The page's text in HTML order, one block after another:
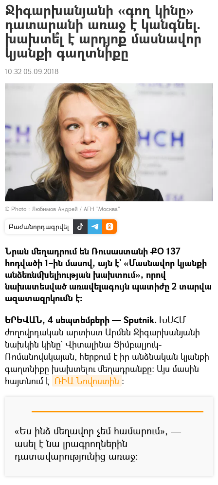
Ջիգարխանյանի «գող կինը»
դատարանի առաջ է կանգնել.
խախտե՞լ է արդյոք մասնավոր
կյանքի գաղտնիքը
10:32 05.09.2018
© Photo : Любимов Андрей / АГН "Москва"
Բաժանորդագրվել
Նրան մեղադրում են Ռուսաստանի ՔՕ 137
հոդվածի 1–ին մասով, այն է` «Մասնավոր կյանքի
անձեռնմխելիության խախտում», որով
նախատեսված առավելագույն պատիժը 2 տարվա
ազատազրկումն է։
ԵՐԵՎԱՆ, 4 սեպտեմբերի — Sputnik. ԽՍՀՄ
ժողովրդական արտիստ Արմեն Ջիգարխանյանի
նախկին կինը` Վիտալինա Ցիմբալյուկ-
Ռոմանովսկայան, հերքում է իր անձնական կյանքի
գաղտնիքը խախտելու մեղադրանքը։ Այս մասին
հայտնում է ՌԻԱ Նովոստին ։
«Ես ինձ մեղավոր չեմ համարում», —
ասել է նա լրագրողներին
դատավարությունից առաջ։